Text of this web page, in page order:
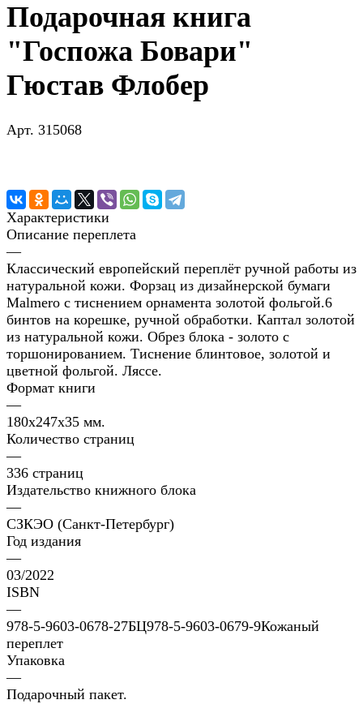
Подарочная книга
"Госпожа Бовари"
Гюстав Флобер
Арт. 315068
Характеристики
Описание переплета
—
Классический европейский переплёт ручной работы из
натуральной кожи. Форзац из дизайнерской бумаги
Malmero с тиснением орнамента золотой фольгой.6
бинтов на корешке, ручной обработки. Каптал золотой
из натуральной кожи. Обрез блока - золото с
торшонированием. Тиснение блинтовое, золотой и
цветной фольгой. Ляссе.
Формат книги
—
180х247х35 мм.
Количество страниц
—
336 страниц
Издательство книжного блока
—
СЗКЭО (Санкт-Петербург)
Год издания
—
03/2022
ISBN
—
978-5-9603-0678-27БЦ978-5-9603-0679-9Кожаный
переплет
Упаковка
—
Подарочный пакет.